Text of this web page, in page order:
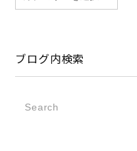
ブログ内検索